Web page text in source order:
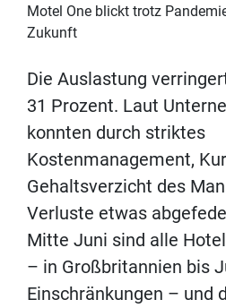
Motel One blickt trotz
Zukunft
Die Auslastung
31 Prozent. Laut
konnten durch striktes
Kostenmanagement,
Gehaltsverzicht des
Verluste etwas
Mitte Juni sind alle
– in Großbritannien bis
Einschränkungen – und